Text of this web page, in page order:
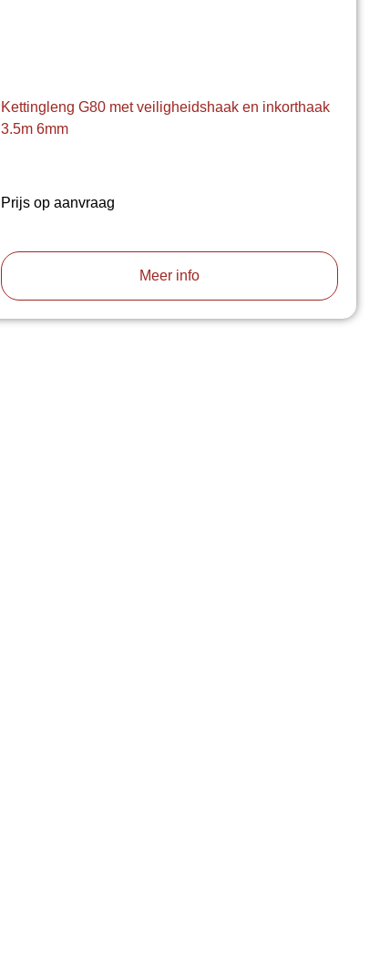
Kettingleng G80 met veiligheidshaak en inkorthaak
3.5m 6mm
Prijs op aanvraag
Meer info